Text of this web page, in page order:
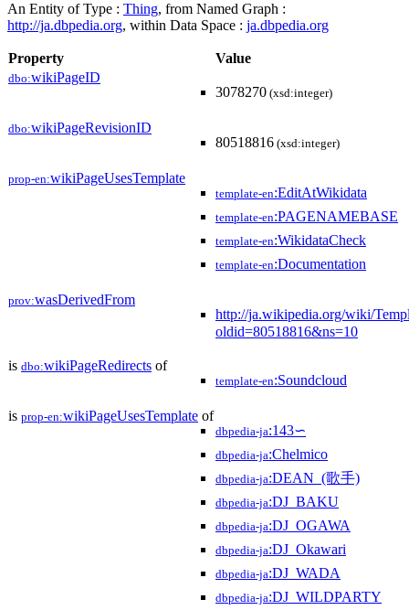
An Entity of Type : Thing, from Named Graph :
http://ja.dbpedia.org, within Data Space : ja.dbpedia.org
Property Value
dbo:wikiPageID
3078270 (xsd:integer)
dbo:wikiPageRevisionID
80518816 (xsd:integer)
prop-en:wikiPageUsesTemplate
template-en:EditAtWikidata
template-en:PAGENAMEBASE
template-en:WikidataCheck
template-en:Documentation
prov:wasDerivedFrom
http://ja.wikipedia.org/wiki/
oldid=80518816&ns=10
is dbo:wikiPageRedirects of
template-en:Soundcloud
is prop-en:wikiPageUsesTemplate of
dbpedia-ja:143∽
dbpedia-ja:Chelmico
dbpedia-ja:DEAN_(歌手)
dbpedia-ja:DJ_BAKU
dbpedia-ja:DJ_OGAWA
dbpedia-ja:DJ_Okawari
dbpedia-ja:DJ_WADA
dbpedia-ja:DJ_WILDPARTY